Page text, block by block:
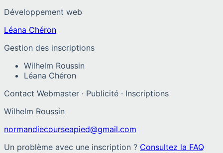
Développement web
Léana Chéron
Gestion des inscriptions
Wilhelm Roussin
Léana Chéron
Contact Webmaster · Publicité · Inscriptions
Wilhelm Roussin
normandiecourseapied@gmail.com
Un problème avec une inscription ? Consultez la FAQ